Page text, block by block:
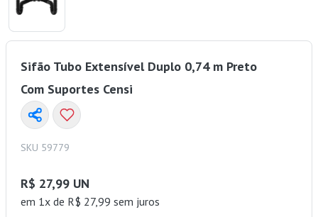
Sifão Tubo Extensível Duplo 0,74 m Preto
Com Suportes Censi
SKU 59779
R$ 27,99 UN
em 1x de R$ 27,99 sem juros